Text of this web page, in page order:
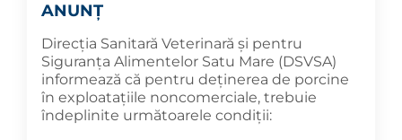
ANUNȚ
Direcția Sanitară Veterinară și pentru
Siguranța Alimentelor Satu Mare (DSVSA)
informează că pentru deținerea de porcine
în exploatațiile noncomerciale, trebuie
îndeplinite următoarele condiții: